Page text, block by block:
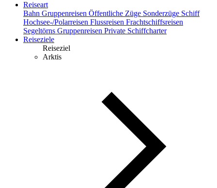
Reiseart
Bahn Gruppenreisen Öffentliche Züge Sonderzüge Schiff
Hochsee-/Polarreisen Flussreisen Frachtschiffsreisen
Segeltörns Gruppenreisen Private Schiffcharter
Reiseziele
Reiseziel
Arktis